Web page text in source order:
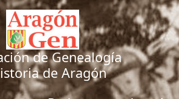
de Genealogía
de Aragón